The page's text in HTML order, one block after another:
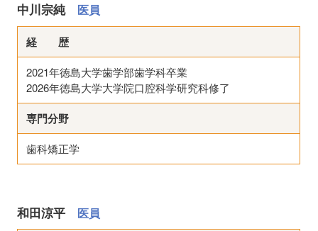
中川宗純 医員
経 歴
2021年徳島大学歯学部歯学科卒業
2026年徳島大学大学院口腔科学研究科修了
専門分野
歯科矯正学
和田涼平 医員